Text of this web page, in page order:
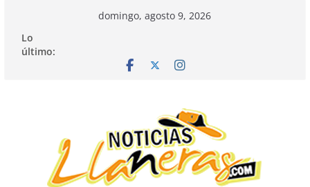
contenido
domingo, agosto 9, 2026
Lo
último: